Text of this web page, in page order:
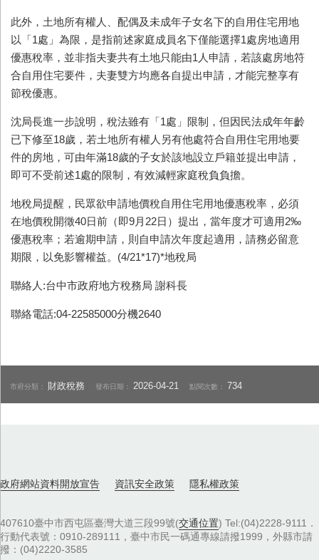
此外，土地所有權人、配偶及未成年子女名下的自用住宅用地
以「1處」為限，是指前述家庭成員名下僅能選擇1處房地適用
優惠稅率，並非指夫妻共有土地只能由1人申請，若該處房地符
合自用住宅要件，夫妻雙方均應各自提出申請，才能完整享有
節稅優惠。
沈局長進一步說明，稅法雖有「1處」限制，但因民法成年年齡
已下修至18歲，若土地所有權人另有他處符合自用住宅用地要
件的房地，可由年滿18歲的子女於該地設立戶籍並提出申請，
即可不受前述1處的限制，有效減輕家庭稅負負擔。
地稅局提醒，民眾欲申請地價稅自用住宅用地優惠稅率，必須
在地價稅開徵40日前（即9月22日）提出，當年度才可適用2‰
優惠稅率；若逾期申請，則自申請次年度起適用，請務必留意
期限，以免影響權益。(4/21*17)*地稅局
聯絡人:台中市政府地方稅務局 謝科長
聯絡電話:04-22585000分機2640
市府分類： 財政稅務 發布日期： 2026-04-21 點閱次數： 734
政府網站資料開放宣告 資訊安全政策 隱私權政策
407610臺中市西屯區臺灣大道三段99號(交通位置) Tel:(04)2228-9111．
行動代表號：0910-289111，臺中市民一碼通專線請撥1999，外縣市請
撥：(04)2220-3585